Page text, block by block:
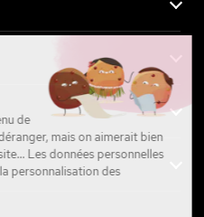
de
mais on aimerait bien
Les données personnelles
la personnalisation des